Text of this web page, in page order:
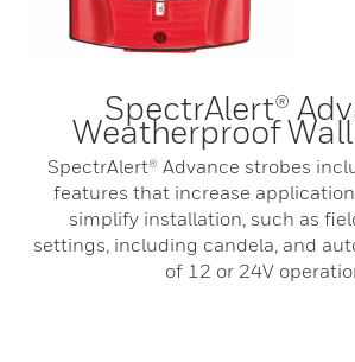
SpectrAlert®
Weatherproof
SpectrAlert® Advance strobes
features that increase
simplify installation, such as
settings, including candela, and
of 12 or 24V